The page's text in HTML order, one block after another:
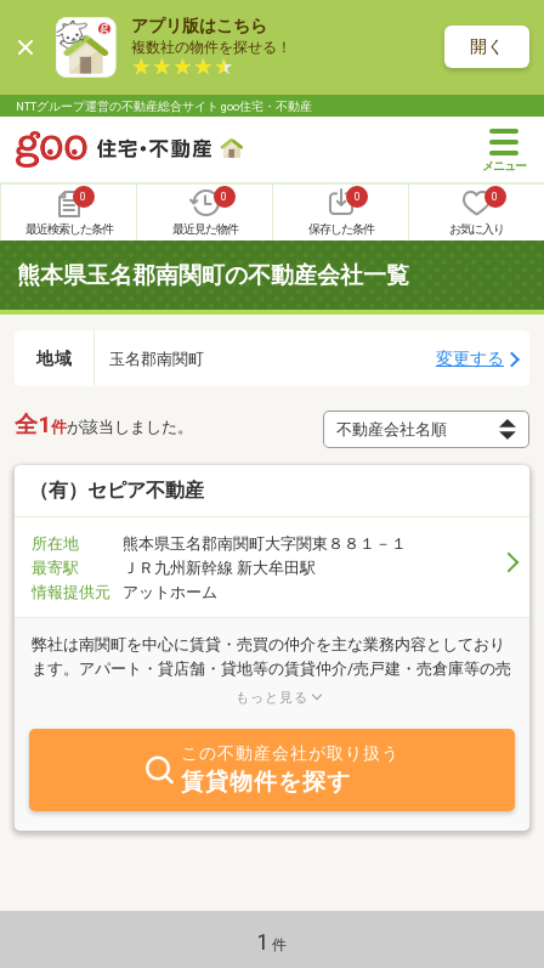
アプリ版はこちら
複数社の物件を探せる！ 開く
NTTグループ運営の不動産総合サイト goo住宅・不動産
0
最近検索した条件
0
最近見た物件
0
保存した条件
0
お気に入り
熊本県玉名郡南関町の不動産会社一覧
地域 玉名郡南関町 変更する
全1 件が該当しました。
（有）セピア不動産
所在地
熊本県玉名郡南関町大字関東８８１－１
最寄駅
ＪＲ九州新幹線 新大牟田駅
情報提供元
アットホーム
弊社は南関町を中心に賃貸・売買の仲介を主な業務内容としており
ます。アパート・貸店舗・貸地等の賃貸仲介/売戸建・売倉庫等の売
買仲介や価格査定も承ります。お客様のご相談・ご来店を心よりお
もっと見る
この不動産会社が取り扱う
賃貸物件を探す
1 件